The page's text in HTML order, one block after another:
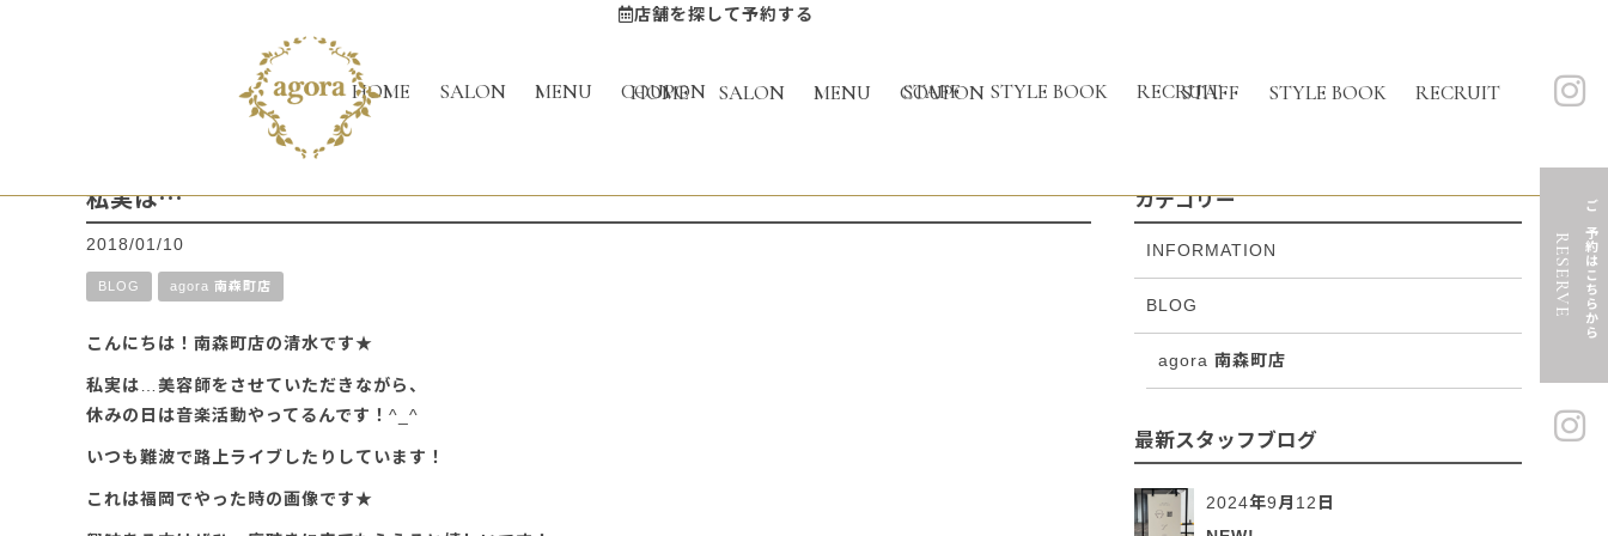
HOME SALON MENU COUPON STAFF STYLE BOOK RECRUIT
ご予約はこちらから
RESERVE
店舗を探して予約する
HOME SALON MENU COUPON STAFF STYLE BOOK RECRUIT
私実は…
2018/01/10
BLOG agora 南森町店
こんにちは！南森町店の清水です★
私実は…美容師をさせていただきながら、
休みの日は音楽活動やってるんです！^_^
いつも難波で路上ライブしたりしています！
これは福岡でやった時の画像です★
カテゴリー
INFORMATION
BLOG
agora 南森町店
最新スタッフブログ
2024年9月12日